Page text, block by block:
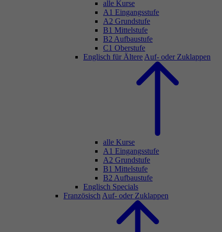
alle Kurse
A1 Eingangsstufe
A2 Grundstufe
B1 Mittelstufe
B2 Aufbaustufe
C1 Oberstufe
Englisch für Ältere Auf- oder Zuklappen
alle Kurse
A1 Eingangsstufe
A2 Grundstufe
B1 Mittelstufe
B2 Aufbaustufe
Englisch Specials
Französisch Auf- oder Zuklappen